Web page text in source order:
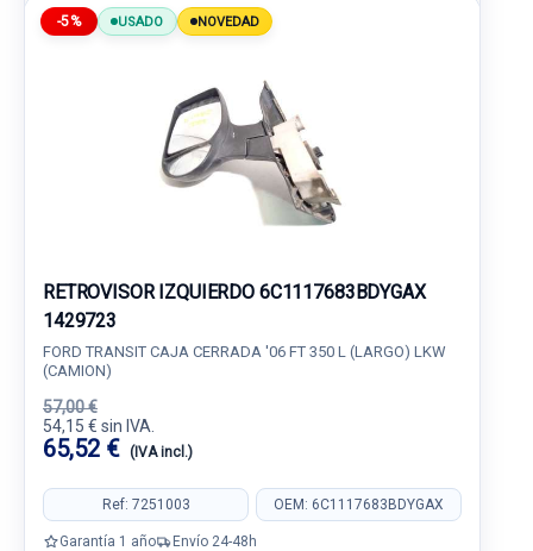
-5% USADO NOVEDAD
RETROVISOR IZQUIERDO 6C1117683BDYGAX
1429723
FORD TRANSIT CAJA CERRADA '06 FT 350 L (LARGO) LKW
(CAMION)
57,00 €
54,15 € sin IVA.
65,52 € (IVA incl.)
Ref: 7251003 OEM: 6C1117683BDYGAX
Garantía 1 año Envío 24-48h